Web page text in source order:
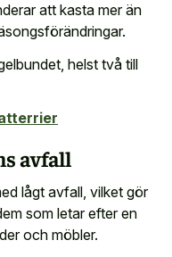
att kasta mer än
helst två till
avfall
lågt avfall, vilket gör
som letar efter en
och möbler.